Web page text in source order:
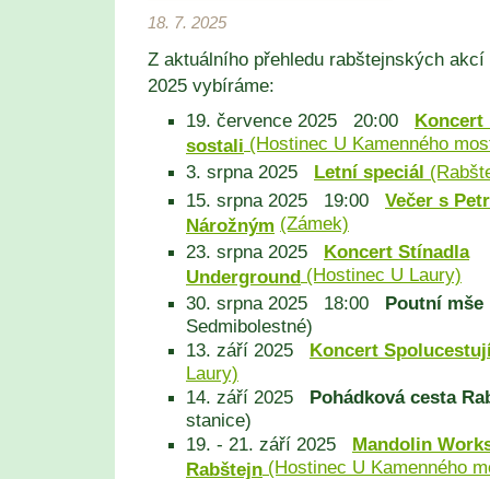
18. 7. 2025
Z aktuálního přehledu rabštejnských
2025 vybíráme:
19. července 2025 20:00 Koncert
sostali (Hostinec U Kamenného
3. srpna 2025 Letní speciál
15. srpna 2025 19:00 Večer s
Nárožným (Zámek)
23. srpna 2025 Koncert Stínadla
Underground (Hostinec U Laury)
30. srpna 2025 18:00 Poutní mše
Sedmibolestné)
13. září 2025 Koncert
Laury)
14. září 2025 Pohádková cesta
stanice)
19. - 21. září 2025 Mandolin
Rabštejn (Hostinec U Kamenného